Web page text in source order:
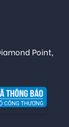
Point,